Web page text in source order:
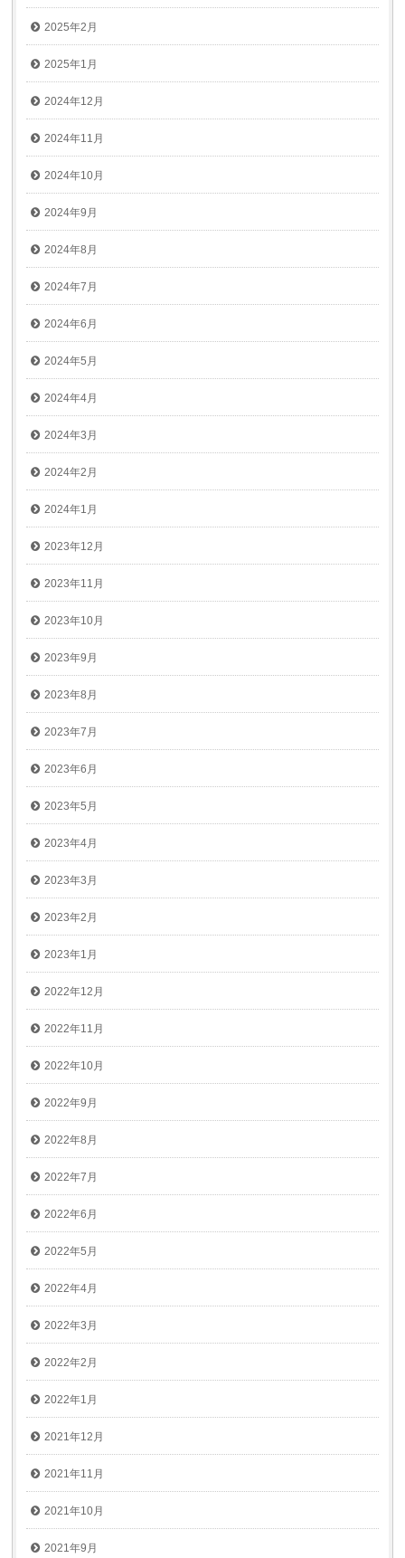
2025年2月
2025年1月
2024年12月
2024年11月
2024年10月
2024年9月
2024年8月
2024年7月
2024年6月
2024年5月
2024年4月
2024年3月
2024年2月
2024年1月
2023年12月
2023年11月
2023年10月
2023年9月
2023年8月
2023年7月
2023年6月
2023年5月
2023年4月
2023年3月
2023年2月
2023年1月
2022年12月
2022年11月
2022年10月
2022年9月
2022年8月
2022年7月
2022年6月
2022年5月
2022年4月
2022年3月
2022年2月
2022年1月
2021年12月
2021年11月
2021年10月
2021年9月